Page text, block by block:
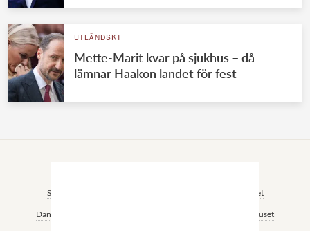
UTLÄNDSKT
Mette-Marit kvar på sjukhus – då
lämnar Haakon landet för fest
Svenska kungahuset Norska kungahuset
Danska kungahuset Nederländska kungahuset